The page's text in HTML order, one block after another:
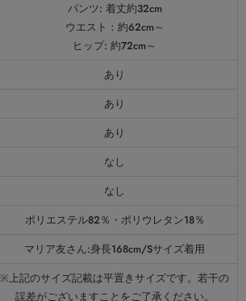
パンツ: 着丈約32cm
ウエスト：約62cm～
ヒップ: 約72cm～
あり
あり
あり
なし
なし
ポリエステル82％・ポリウレタン18％
マリア友さん:身長168cm/Sサイズ着用
※上記のサイズ記載は平置きサイズです。若干の
誤差がございますことをご了承ください。